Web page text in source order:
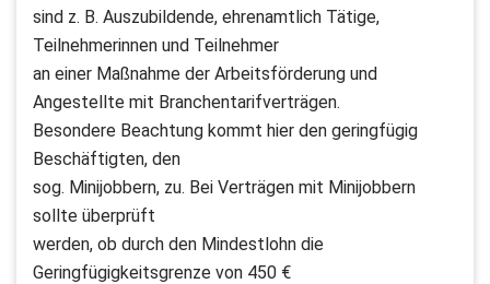
sind z. B. Auszubildende, ehrenamtlich Tätige,
Teilnehmerinnen und Teilnehmer
an einer Maßnahme der Arbeitsförderung und
Angestellte mit Branchentarifverträgen.
Besondere Beachtung kommt hier den geringfügig
Beschäftigten, den
sog. Minijobbern, zu. Bei Verträgen mit Minijobbern
sollte überprüft
werden, ob durch den Mindestlohn die
Geringfügigkeitsgrenze von 450 €